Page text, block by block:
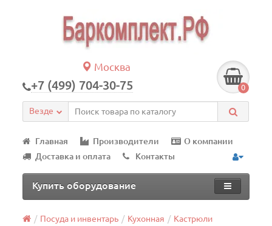
Москва
+7 (499) 704-30-75 0
Везде
Главная Производители
О компании
Доставка и оплата
Контакты
Купить оборудование
Посуда и инвентарь Кухонная
Кастрюли